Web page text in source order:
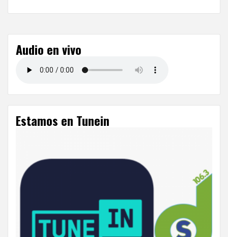
Audio en vivo
Estamos en Tunein